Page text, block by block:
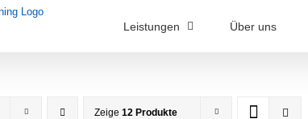
Leistungen Über uns
Zeige 12 Produkte